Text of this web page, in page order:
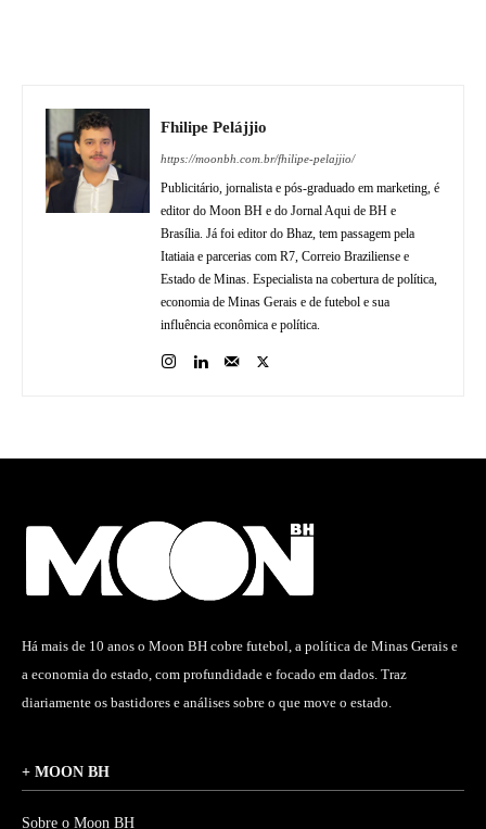
Fhilipe Pelájjio
https://moonbh.com.br/fhilipe-pelajjio/
Publicitário, jornalista e pós-graduado em marketing, é
editor do Moon BH e do Jornal Aqui de BH e
Brasília. Já foi editor do Bhaz, tem passagem pela
Itatiaia e parcerias com R7, Correio Braziliense e
Estado de Minas. Especialista na cobertura de política,
economia de Minas Gerais e de futebol e sua
influência econômica e política.
Há mais de 10 anos o Moon BH cobre futebol, a política de Minas Gerais e
a economia do estado, com profundidade e focado em dados. Traz
diariamente os bastidores e análises sobre o que move o estado.
+ MOON BH
Sobre o Moon BH